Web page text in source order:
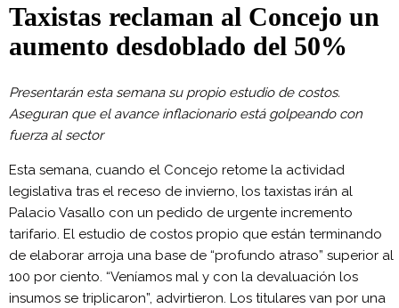
Taxistas reclaman al Concejo un
aumento desdoblado del 50%
Presentarán esta semana su propio estudio de costos.
Aseguran que el avance inflacionario está golpeando con
fuerza al sector
Esta semana, cuando el Concejo retome la actividad
legislativa tras el receso de invierno, los taxistas irán al
Palacio Vasallo con un pedido de urgente incremento
tarifario. El estudio de costos propio que están terminando
de elaborar arroja una base de “profundo atraso” superior al
100 por ciento. “Veníamos mal y con la devaluación los
insumos se triplicaron”, advirtieron. Los titulares van por una